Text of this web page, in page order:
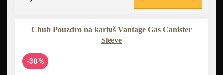
Chub Pouzdro na kartuš Vantage Gas Canister
Sleeve
-30 %